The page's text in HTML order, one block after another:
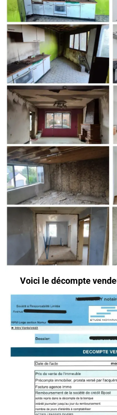
Voici le décompte